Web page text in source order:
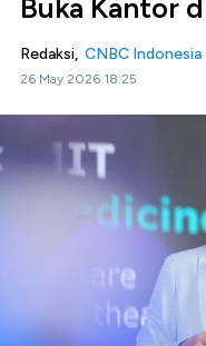
Buka Kantor
Redaksi, CNBC Indonesia
26 May 2026 18:25